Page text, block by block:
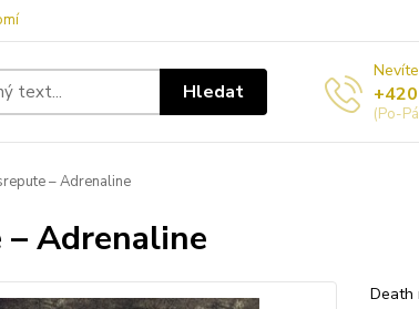
Hledat
(Po-
– Adrenaline
Adrenaline
Death